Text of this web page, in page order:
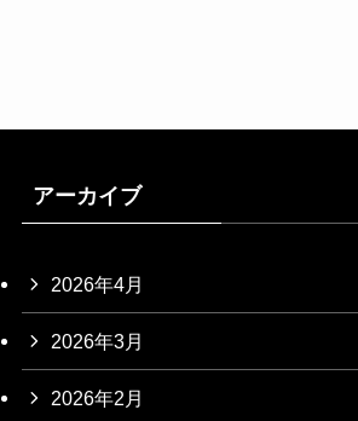
アーカイブ
2026年4月
2026年3月
2026年2月